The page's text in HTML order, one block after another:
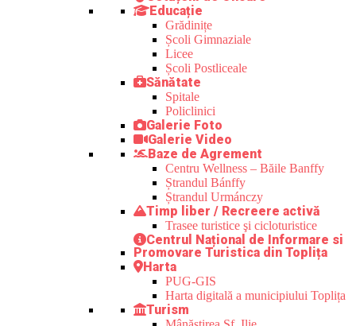
Educație
Grădinițe
Școli Gimnaziale
Licee
Școli Postliceale
Sănătate
Spitale
Policlinici
Galerie Foto
Galerie Video
Baze de Agrement
Centru Wellness – Băile Banffy
Ștrandul Bánffy
Ștrandul Urmánczy
Timp liber / Recreere activă
Trasee turistice şi cicloturistice
Centrul Național de Informare si
Promovare Turistica din Toplița
Harta
PUG-GIS
Harta digitală a municipiului Toplița
Turism